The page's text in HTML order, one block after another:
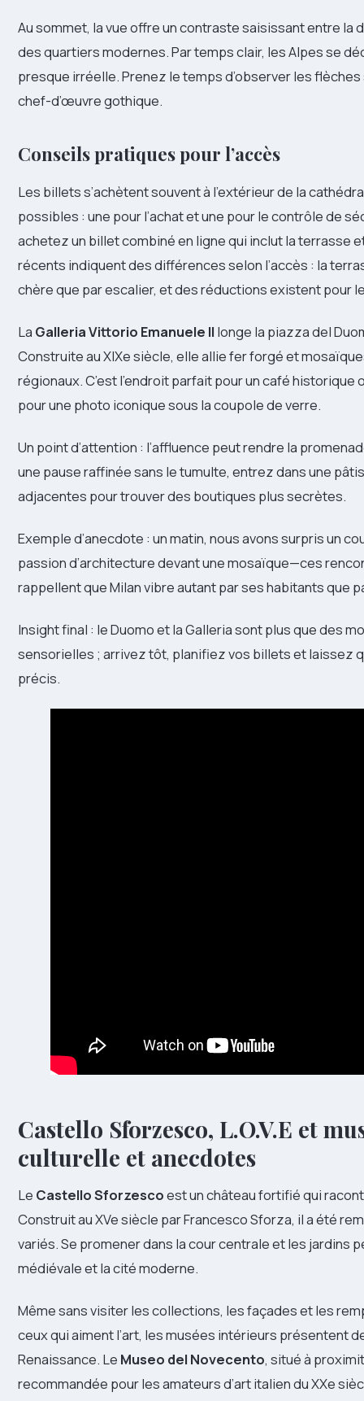
Au sommet, la vue offre un contraste saisissant entre
des quartiers modernes. Par temps clair, les Alpes se
presque irréelle. Prenez le temps d’observer les
chef-d’œuvre gothique.
Conseils pratiques pour l’accès
Les billets s’achètent souvent à l’extérieur de la
possibles : une pour l’achat et une pour le contrôle de
achetez un billet combiné en ligne qui inclut la terrasse
récents indiquent des différences selon l’accès : la
chère que par escalier, et des réductions existent pour
La Galleria Vittorio Emanuele II longe la piazza del
Construite au XIXe siècle, elle allie fer forgé et
régionaux. C’est l’endroit parfait pour un café
pour une photo iconique sous la coupole de verre.
Un point d’attention : l’affluence peut rendre la
une pause raffinée sans le tumulte, entrez dans une
adjacentes pour trouver des boutiques plus secrètes.
Exemple d’anecdote : un matin, nous avons surpris un
passion d’architecture devant une mosaïque—ces
rappellent que Milan vibre autant par ses habitants que
Insight final : le Duomo et la Galleria sont plus que des
sensorielles ; arrivez tôt, planifiez vos billets et laissez
précis.
Castello Sforzesco, L.O.V.E et
culturelle et anecdotes
Le Castello Sforzescoest un château fortifié qui
Construit au XVe siècle par Francesco Sforza, il a été
variés. Se promener dans la cour centrale et les jardins
médiévale et la cité moderne.
Même sans visiter les collections, les façades et les
ceux qui aiment l’art, les musées intérieurs présentent
Renaissance. Le Museo del Novecento, situé à
recommandée pour les amateurs d’art italien du XXe